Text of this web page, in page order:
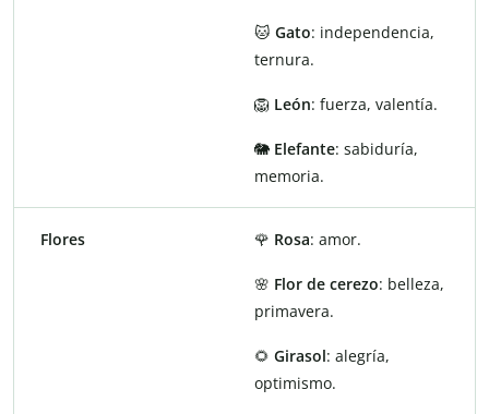
🐱 Gato: independencia,
ternura.
🦁 León: fuerza, valentía.
🐘 Elefante: sabiduría,
memoria.
Flores 🌹 Rosa: amor.
🌸 Flor de cerezo: belleza,
primavera.
🌻 Girasol: alegría,
optimismo.